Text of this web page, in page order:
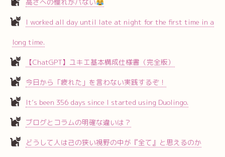
I worked all day until late at night for the first time in a
long time.
【ChatGPT】ユキエ基本構成仕様書（完全版）
今日から「疲れた」を言わない実践するぞ！
It’s been 356 days since I started using Duolingo.
ブログとコラムの明確な違いは？
どうして人は己の狭い視野の中が『全て』と思えるのか